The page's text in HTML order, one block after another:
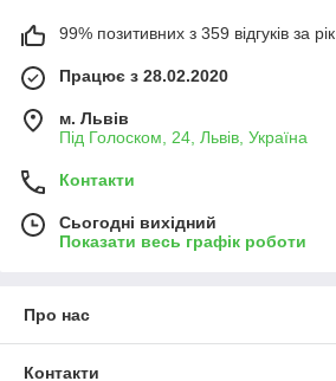
99% позитивних з 359 відгуків за рік
Працює з 28.02.2020
м. Львів
Під Голоском, 24, Львів, Україна
Контакти
Сьогодні вихідний
Показати весь графік роботи
Про нас
Контакти